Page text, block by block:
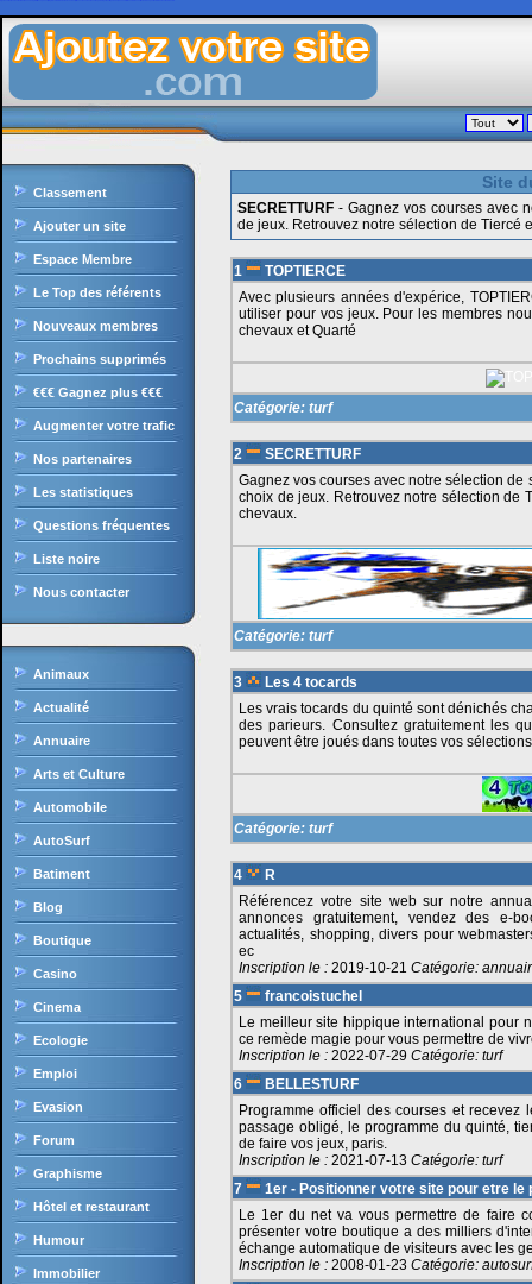
Classement
Ajouter un site
Espace Membre
Le Top des référents
Nouveaux membres
Prochains supprimés
€€€ Gagnez plus €€€
Augmenter votre trafic
Nos partenaires
Les statistiques
Questions fréquentes
Liste noire
Nous contacter
Animaux
Actualité
Annuaire
Arts et Culture
Automobile
AutoSurf
Batiment
Blog
Boutique
Casino
Cinema
Ecologie
Emploi
Evasion
Forum
Graphisme
Hôtel et restaurant
Humour
Immobilier
Site
SECRETTURF - Gagnez vos courses avec
de jeux. Retrouvez notre sélection de Tiercé
1
TOPTIERCE
Avec plusieurs années d'expérice,
utiliser pour vos jeux. Pour les membres
chevaux et Quarté
Catégorie: turf
2
SECRETTURF
Gagnez vos courses avec notre sélection
choix de jeux. Retrouvez notre sélection de
chevaux.
Catégorie: turf
3
Les 4 tocards
Les vrais tocards du quinté sont dénichés
des parieurs. Consultez gratuitement les
peuvent être joués dans toutes vos
Catégorie: turf
4
R
Référencez votre site web sur notre
annonces gratuitement, vendez des e-
actualités, shopping, divers pour
ec
Inscription le : 2019-10-21 Catégorie:
5
francoistuchel
Le meilleur site hippique international pour
ce remède magie pour vous permettre de
Inscription le : 2022-07-29 Catégorie: turf
6
BELLESTURF
Programme officiel des courses et
passage obligé, le programme du quinté,
de faire vos jeux, paris.
Inscription le : 2021-07-13 Catégorie: turf
7
1er - Positionner votre site pour etre le
Le 1er du net va vous permettre de faire
présenter votre boutique a des milliers
échange automatique de visiteurs avec les
Inscription le : 2008-01-23 Catégorie: